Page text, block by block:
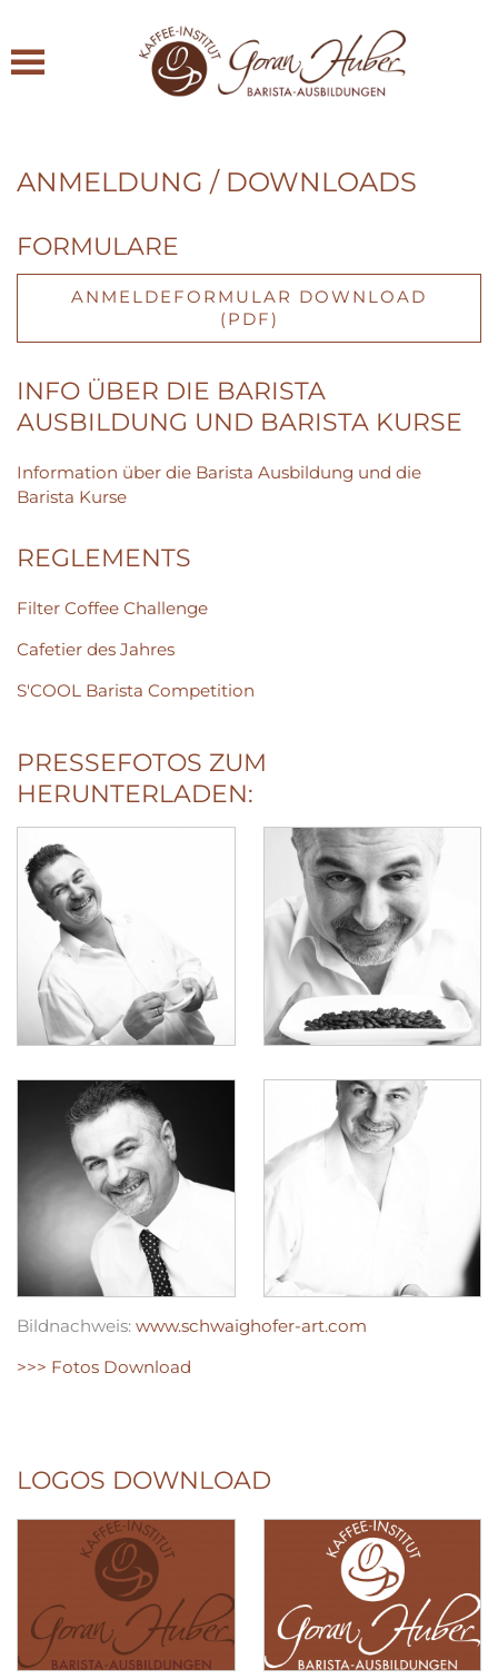
Zum Hauptinhalt springen
ANMELDUNG / DOWNLOADS
FORMULARE
ANMELDEFORMULAR DOWNLOAD
(PDF)
INFO ÜBER DIE BARISTA
AUSBILDUNG UND BARISTA KURSE
Information über die Barista Ausbildung und die
Barista Kurse
REGLEMENTS
Filter Coffee Challenge
Cafetier des Jahres
S'COOL Barista Competition
PRESSEFOTOS ZUM
HERUNTERLADEN:
Bildnachweis: www.schwaighofer-art.com
>>> Fotos Download
LOGOS DOWNLOAD